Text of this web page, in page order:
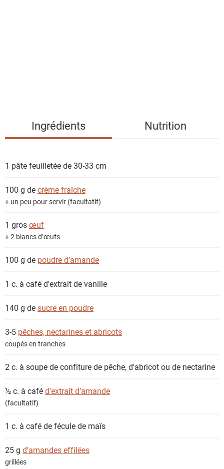
s
Ingrédients Nutrition
1 pâte feuilletée de 30-33 cm
100 g decrème fraîche
+ un peu pour servir (facultatif)
1 grosœuf
+ 2 blancs d’œufs
100 g de poudre d’amande
1 c. à caféd'extrait de vanille
140 g desucre en poudre
3-5 pêches, nectarines et abricots
coupés en tranches
2 c. à soupe deconfiture de pêche, d'abricot ou de nectarine
½ c. à caféd'extrait d’amande
(facultatif)
1 c. à caféde fécule de maïs
25 g d'amandes effilées
grillées